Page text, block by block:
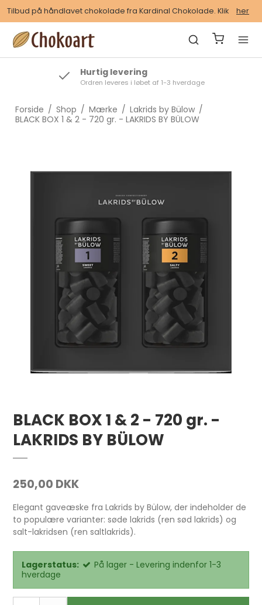
Tilbud på håndlavet chokolade fra Kardinal Chokolade. Klik her
Hurtig levering
Ordren leveres i løbet af 1-3 hverdage
Forside / Shop / Mærke / Lakrids by Bülow /
BLACK BOX 1 & 2 - 720 gr. - LAKRIDS BY BÜLOW
BLACK BOX 1 & 2 - 720 gr. -
LAKRIDS BY BÜLOW
250,00 DKK
Elegant gaveæske fra Lakrids by Bülow, der indeholder de
to populære varianter: søde lakrids (ren sød lakrids) og
salt-lakridsen (ren saltlakrids).
Lagerstatus:
På lager - Levering indenfor 1-3
hverdage